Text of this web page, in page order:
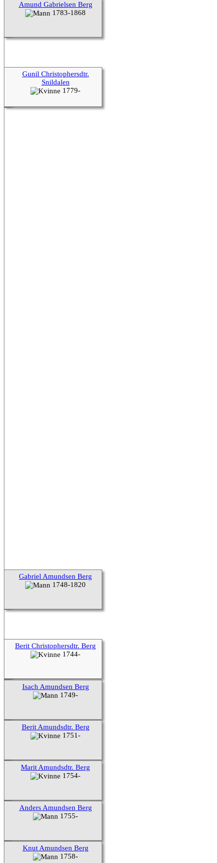
Amund Gabrielsen Berg
1783-1868
Gunil Christophersdtr.
Snildalen
1779-
Gabriel Amundsen Berg
1748-1820
Berit Christophersdtr. Berg
1744-
Isach Amundsen Berg
1749-
Berit Amundsdtr. Berg
1751-
Marit Amundsdtr. Berg
1754-
Anders Amundsen Berg
1755-
Knut Amundsen Berg
1758-